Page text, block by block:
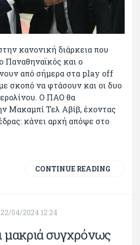
κανονική διάρκεια που
Παναθηναϊκός και ο
από σήμερα στα play off
σκοπό να φτάσουν και οι δυο
Ο ΠΑΟ θα
Μακαμπί Τελ Αβίβ, έχοντας
κάνει αρχή απόψε στο
CONTINUE READING
22/04/2024 12:24
μακριά συγχρόνως